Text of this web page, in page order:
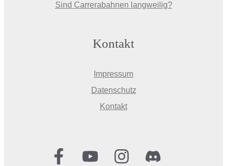
Sind Carrerabahnen langweilig?
Kontakt
Impressum
Datenschutz
Kontakt